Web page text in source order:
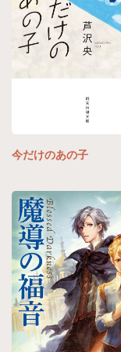
今だけのあの子